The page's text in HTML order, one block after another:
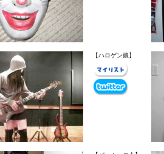
【ハロゲン娘】